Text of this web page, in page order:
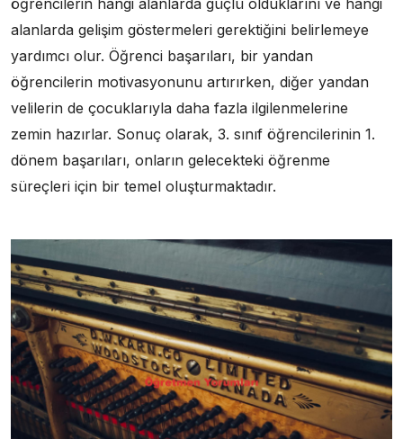
alanlarda gelişim göstermeleri gerektiğini belirlemeye
yardımcı olur. Öğrenci başarıları, bir yandan
öğrencilerin motivasyonunu artırırken, diğer yandan
velilerin de çocuklarıyla daha fazla ilgilenmelerine
zemin hazırlar. Sonuç olarak, 3. sınıf öğrencilerinin 1.
dönem başarıları, onların gelecekteki öğrenme
süreçleri için bir temel oluşturmaktadır.